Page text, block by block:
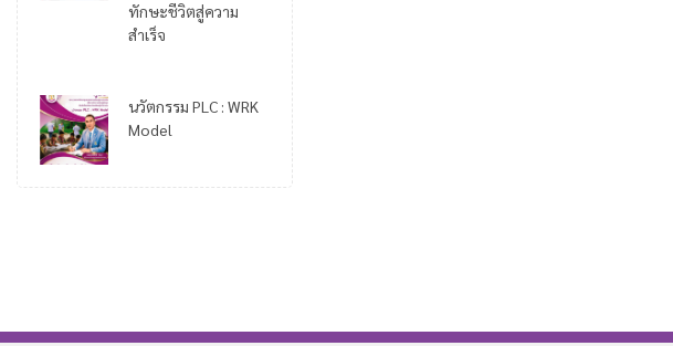
ทักษะชีวิตสู่ความ
สำเร็จ
นวัตกรรม PLC : WRK
Model